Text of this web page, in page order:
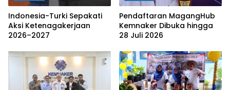
Indonesia-Turki Sepakati
Aksi Ketenagakerjaan
2026–2027
Pendaftaran MagangHub
Kemnaker Dibuka hingga
28 Juli 2026